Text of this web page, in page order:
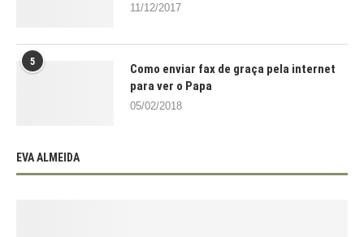
11/12/2017
5
Como enviar fax de graça pela internet
para ver o Papa
05/02/2018
EVA ALMEIDA